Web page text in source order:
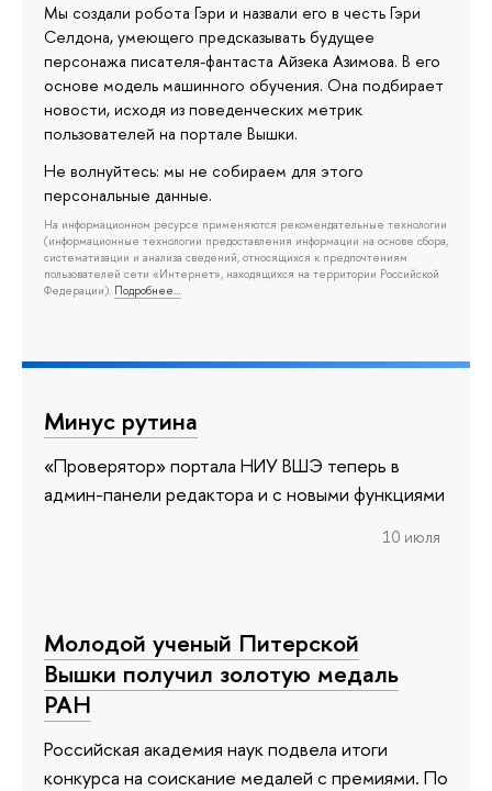
Мы создали робота Гэри и назвали его в честь Гэри
Селдона, умеющего предсказывать будущее
персонажа писателя-фантаста Айзека Азимова. В его
основе модель машинного обучения. Она подбирает
новости, исходя из поведенческих метрик
пользователей на портале Вышки.
Не волнуйтесь: мы не собираем для этого
персональные данные.
На информационном ресурсе применяются рекомендательные технологии
(информационные технологии предоставления информации на основе сбора,
систематизации и анализа сведений, относящихся к предпочтениям
пользователей сети «Интернет», находящихся на территории Российской
Федерации). Подробнее…
Минус рутина
«Проверятор» портала НИУ ВШЭ теперь в
админ-панели редактора и с новыми функциями
10 июля
Молодой ученый Питерской
Вышки получил золотую медаль
РАН
Российская академия наук подвела итоги
конкурса на соискание медалей с премиями. По